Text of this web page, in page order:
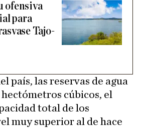
ofensiva
para
Tajo-
país, las reservas de agua
cúbicos, el
total de los
muy superior al de hace